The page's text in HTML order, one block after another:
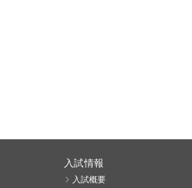
入試情報
入試概要